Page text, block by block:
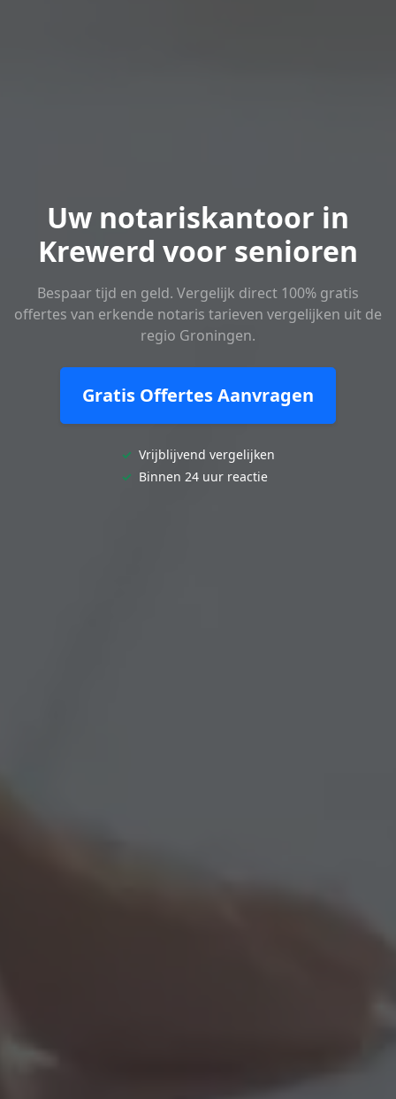
Uw notariskantoor in
Krewerd voor senioren
Bespaar tijd en geld. Vergelijk direct 100% gratis
offertes van erkende notaris tarieven vergelijken uit de
regio Groningen.
Gratis Offertes Aanvragen
✓ Vrijblijvend vergelijken
✓ Binnen 24 uur reactie